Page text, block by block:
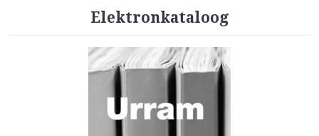
Elektronkataloog